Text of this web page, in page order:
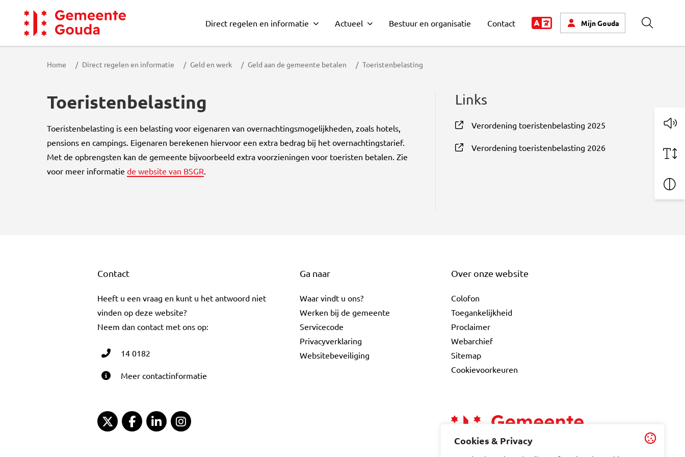
Cookies & Privacy
Gemeente Gouda
Direct regelen en informatie Actueel Bestuur en organisatie Contact MijnGouda Zoeken
Home Direct regelen en informatie Geld en werk Geld aan de gemeente betalen Toeristenbelasting
Toeristenbelasting
Toeristenbelasting is een belasting voor eigenaren van overnachtingsmogelijkheden, zoals hotels,
pensions en campings. Eigenaren berekenen hiervoor een extra bedrag bij het overnachtingstarief.
Met de opbrengsten kan de gemeente bijvoorbeeld extra voorzieningen voor toeristen betalen. Zie
voor meer informatie de website van BSGR.
Links
Verordening toeristenbelasting 2025
, opent in nieuw tabblad
Verordening toeristenbelasting 2026
, opent in nieuw tabblad
Contact
Heeft u een vraag en kunt u het antwoord niet
vinden op deze website?
Neem dan contact met ons op:
14 0182
Meer contactinformatie
Gemeente Gouda Twitter
Gemeente Gouda Facebook
Gemeente Gouda LinkedIn
Ga naar
Waar vindt u ons?
Werken bij de gemeente
Servicecode
Privacyverklaring
Websitebeveiliging
Over onze website
Colofon
Toegankelijkheid
Proclaimer
Webarchief
Sitemap
Cookievoorkeuren